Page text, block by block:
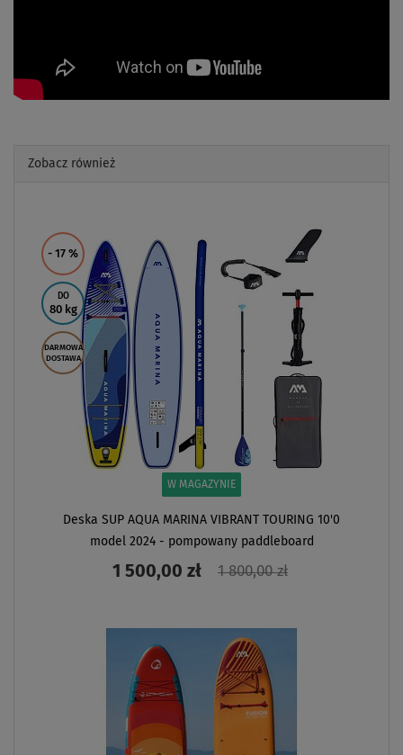
Zobacz również
- 17 %
DO
80 kg
DARMOWA
DOSTAWA
W MAGAZYNIE
Deska SUP AQUA MARINA VIBRANT TOURING 10'0
model 2024 - pompowany paddleboard
1 500,00 zł 1 800,00 zł
ZOBACZ